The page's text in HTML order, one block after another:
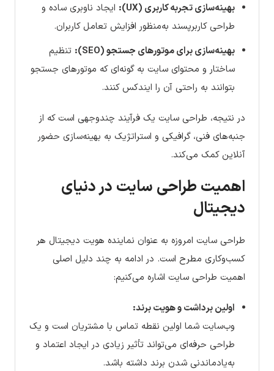
بهینه‌سازی تجربه کاربری (UX):
ایجاد ناوبری ساده و
طراحی کاربرپسند به‌منظور افزایش تعامل کاربران.
بهینه‌سازی برای موتورهای جستجو (SEO):
تنظیم
ساختار و محتوای سایت به گونه‌ای که موتورهای جستجو
بتوانند به راحتی آن را ایندکس کنند.
در نتیجه، طراحی سایت یک فرآیند چندوجهی است که از
جنبه‌های فنی، گرافیکی و استراتژیک به بهینه‌سازی حضور
آنلاین کمک می‌کند.
اهمیت طراحی سایت در دنیای
دیجیتال
طراحی سایت امروزه به عنوان نماینده هویت دیجیتال هر
کسب‌وکاری مطرح است. در ادامه به چند دلیل اصلی
اهمیت طراحی سایت اشاره می‌کنیم:
اولین برداشت و هویت برند:
وب‌سایت شما اولین نقطه تماس با مشتریان است و یک
طراحی حرفه‌ای می‌تواند تأثیر زیادی در ایجاد اعتماد و
به‌یادماندنی شدن برند داشته باشد.